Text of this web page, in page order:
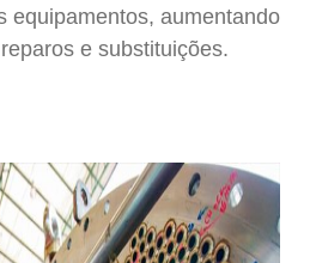
equipamentos, aumentando
e substituições.